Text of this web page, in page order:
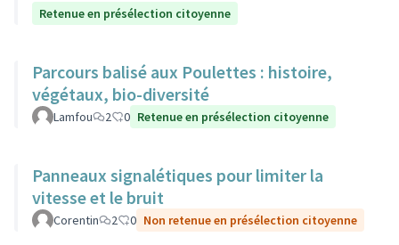
Retenue en présélection citoyenne
Parcours balisé aux Poulettes : histoire,
végétaux, bio-diversité
Lamfou 2 0 Retenue en présélection citoyenne
Panneaux signalétiques pour limiter la
vitesse et le bruit
Corentin 2 0 Non retenue en présélection citoyenne